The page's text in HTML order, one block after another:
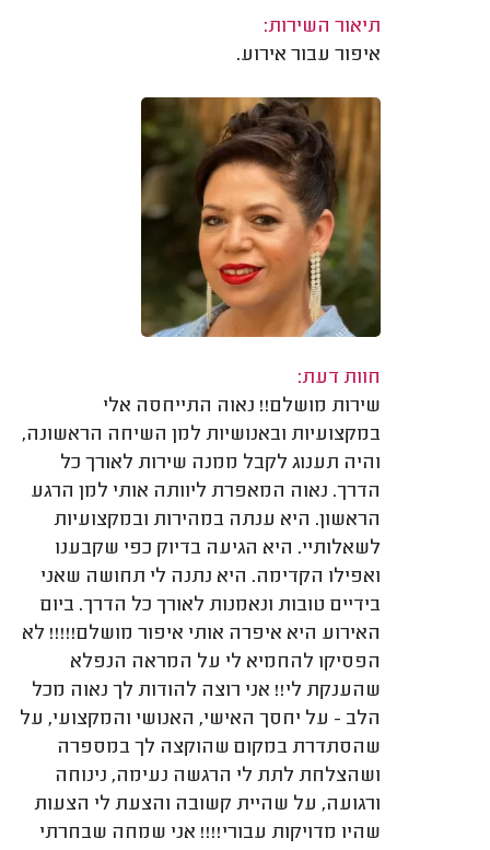
תיאור השירות:
איפור עבור אירוע.
חוות דעת:
שירות מושלם!! נאוה התייחסה אלי
במקצועיות ובאנושיות למן השיחה הראשונה,
והיה תענוג לקבל ממנה שירות לאורך כל
הדרך. נאוה המאפרת ליוותה אותי למן הרגע
הראשון. היא ענתה במהירות ובמקצועיות
לשאלותיי. היא הגיעה בדיוק כפי שקבענו
ואפילו הקדימה. היא נתנה לי תחושה שאני
בידיים טובות ונאמנות לאורך כל הדרך. ביום
האירוע היא איפרה אותי איפור מושלם!!!!! לא
הפסיקו להחמיא לי על המראה הנפלא
שהענקת לי!! אני רוצה להודות לך נאוה מכל
הלב - על יחסך האישי, האנושי והמקצועי, על
שהסתדרת במקום שהוקצה לך במספרה
ושהצלחת לתת לי הרגשה נעימה, נינוחה
ורגועה, על שהיית קשובה והצעת לי הצעות
שהיו מדויקות עבורי!!!! אני שמחה שבחרתי